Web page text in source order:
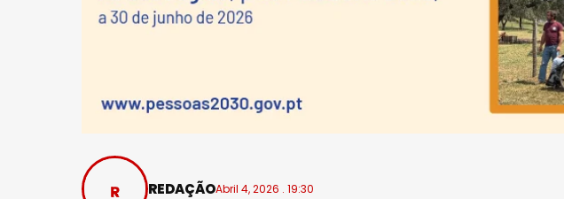
REDAÇÃOAbril 4, 2026 . 19:30